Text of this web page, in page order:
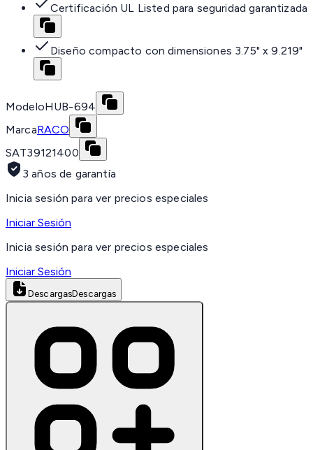
Certificación UL Listed para seguridad garantizada
Diseño compacto con dimensiones 3.75" x 9.219"
ModeloHUB-694
MarcaRACO
SAT39121400
3 años de garantía
Inicia sesión para ver precios especiales
Iniciar Sesión
Inicia sesión para ver precios especiales
Iniciar Sesión
DescargasDescargas